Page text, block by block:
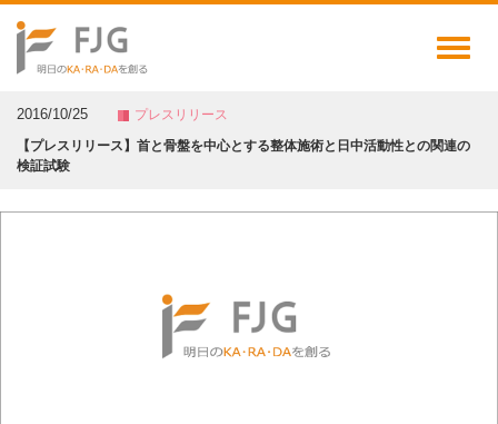
Toggle
2016/10/25
プレスリリース
【プレスリリース】首と骨盤を中心とする整体施術と日中活動性との関連の
検証試験